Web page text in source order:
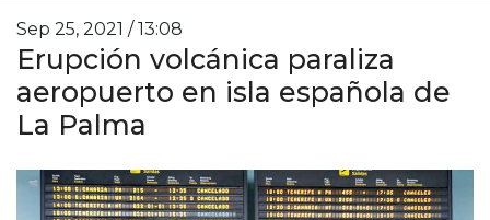
Sep 25, 2021 / 13:08
Erupción volcánica paraliza
aeropuerto en isla española de
La Palma